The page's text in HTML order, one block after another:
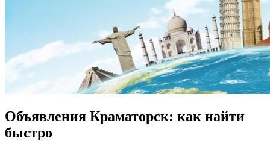
Объявления Краматорск: как найти
быстро